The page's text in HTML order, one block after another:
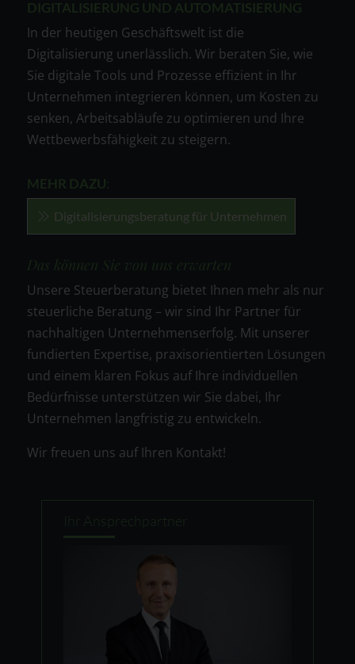
DIGITALISIERUNG UND AUTOMATISIERUNG
In der heutigen Geschäftswelt ist die
Digitalisierung unerlässlich. Wir beraten Sie, wie
Sie digitale Tools und Prozesse effizient in Ihr
Unternehmen integrieren können, um Kosten zu
senken, Arbeitsabläufe zu optimieren und Ihre
Wettbewerbsfähigkeit zu steigern.
MEHR DAZU:
Digitalisierungsberatung für Unternehmen
Das können Sie von uns erwarten
Unsere Steuerberatung bietet Ihnen mehr als nur
steuerliche Beratung – wir sind Ihr Partner für
nachhaltigen Unternehmenserfolg. Mit unserer
fundierten Expertise, praxisorientierten Lösungen
und einem klaren Fokus auf Ihre individuellen
Bedürfnisse unterstützen wir Sie dabei, Ihr
Unternehmen langfristig zu entwickeln.
Wir freuen uns auf Ihren Kontakt!
Ihr Ansprechpartner